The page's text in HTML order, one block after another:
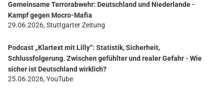
Gemeinsame Terrorabwehr: Deutschland und Niederlande -
Kampf gegen Mocro-Mafia
29.06.2026, Stuttgarter Zeitung
Podcast „Klartext mit Lilly“: Statistik, Sicherheit,
Schlussfolgerung. Zwischen gefühlter und realer Gefahr - Wie
sicher ist Deutschland wirklich?
25.06.2026, YouTube